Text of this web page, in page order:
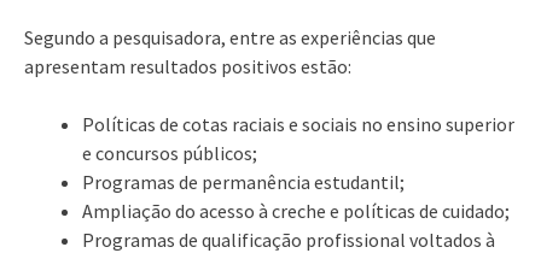
Segundo a pesquisadora, entre as experiências que
apresentam resultados positivos estão:
Políticas de cotas raciais e sociais no ensino superior
e concursos públicos;
Programas de permanência estudantil;
Ampliação do acesso à creche e políticas de cuidado;
Programas de qualificação profissional voltados à